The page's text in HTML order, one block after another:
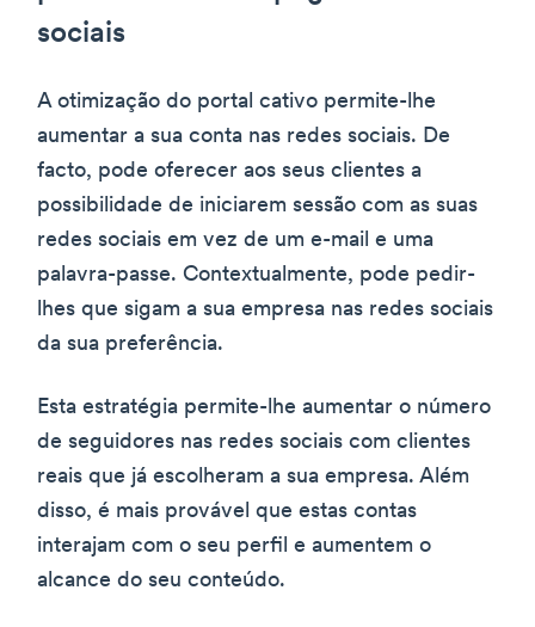
sociais
A otimização do portal cativo permite-lhe
aumentar a sua conta nas redes sociais. De
facto, pode oferecer aos seus clientes a
possibilidade de iniciarem sessão com as suas
redes sociais em vez de um e-mail e uma
palavra-passe. Contextualmente, pode pedir-
lhes que sigam a sua empresa nas redes sociais
da sua preferência.
Esta estratégia permite-lhe aumentar o número
de seguidores nas redes sociais com clientes
reais que já escolheram a sua empresa. Além
disso, é mais provável que estas contas
interajam com o seu perfil e aumentem o
alcance do seu conteúdo.